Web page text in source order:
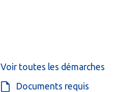
Voir toutes les démarches
Documents requis